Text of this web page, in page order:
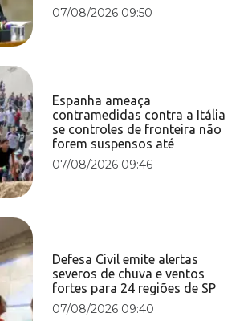
07/08/2026 09:50
Espanha ameaça
contramedidas contra a Itália
se controles de fronteira não
forem suspensos até
07/08/2026 09:46
Defesa Civil emite alertas
severos de chuva e ventos
fortes para 24 regiões de SP
07/08/2026 09:40